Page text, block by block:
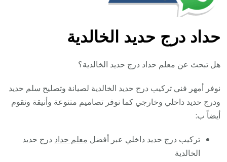
حداد درج حديد الخالدية
هل تبحث عن معلم حداد درج حديد الخالدية؟
نوفر أمهر فني تركيب درج حديد الخالدية لصيانة وتصليح سلم حديد
ودرج حديد داخلي وخارجي كما نوفر تصاميم متنوعة وأنيقة ونقوم
أيضاً ب:
تركيب درج حديد داخلي عبر أفضل معلم حداد درج حديد
الخالدية